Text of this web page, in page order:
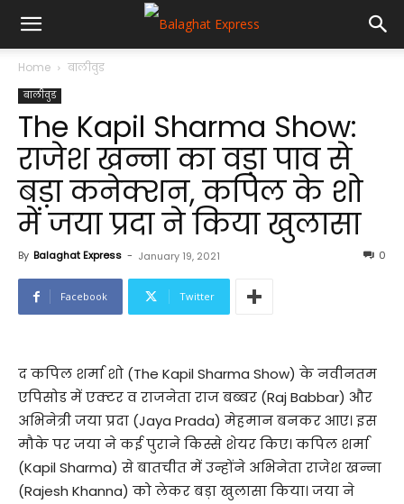
Home बालीवुड
बालीवुड
The Kapil Sharma Show:
राजेश खन्ना का वड़ा पाव से
बड़ा कनेक्शन, कपिल के शो
में जया प्रदा ने किया खुलासा
By Balaghat Express - January 19, 2021 0
Facebook Twitter
द कपिल शर्मा शो (The Kapil Sharma Show) के नवीनतम
एपिसोड में एक्टर व राजनेता राज बब्बर (Raj Babbar) और
अभिनेत्री जया प्रदा (Jaya Prada) मेहमान बनकर आए। इस
मौके पर जया ने कई पुराने किस्से शेयर किए। कपिल शर्मा
(Kapil Sharma) से बातचीत में उन्होंने अभिनेता राजेश खन्ना
(Rajesh Khanna) को लेकर बड़ा खुलासा किया। जया ने